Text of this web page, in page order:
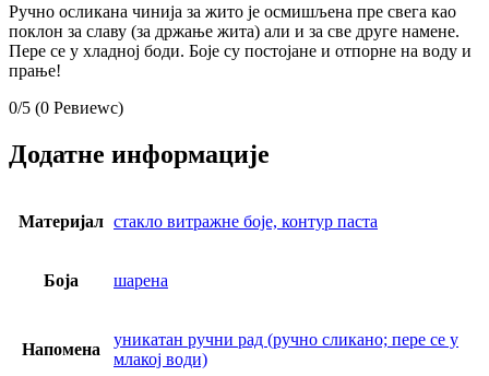
Ручно осликана чинија за жито је осмишљена пре свега као
поклон за славу (за држање жита) али и за све друге намене.
Пере се у хладној боди. Боје су постојане и отпорне на воду и
прање!
0/5 (0 Ревиеwс)
Додатне информације
Материјал стакло витражне боје, контур паста
Боја шарена
Напомена
уникатан ручни рад (ручно сликано; пере се у
млакој води)